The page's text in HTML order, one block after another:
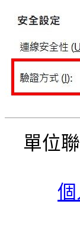
單位